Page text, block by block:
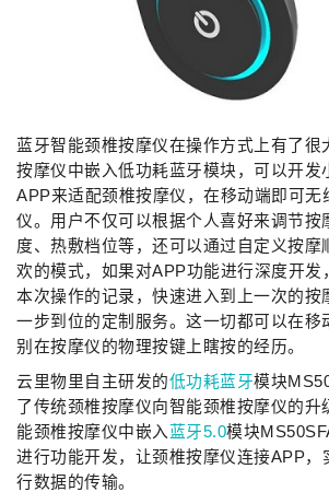
蓝牙智能颈椎按摩仪在操作方式上有了很
按摩仪中嵌入低功耗蓝牙模块，可以开发
APP来适配颈椎按摩仪，在移动端即可无
仪。用户不仅可以根据个人喜好来调节按
度、热敷档位等，还可以通过自定义按摩
欢的模式，如果对APP功能进行深度开发
本次操作的记录，快速进入到上一次的按
一步到位的定制服务。这一切都可以在移
别在按摩仪的物理按键上瞎按的经历。
云里物里自主研发的低功耗蓝牙模块
了传统颈椎按摩仪向智能颈椎按摩仪的升
能颈椎按摩仪中嵌入 蓝牙5.0模块
进行功能开发，让颈椎按摩仪连接APP，
行数据的传输。